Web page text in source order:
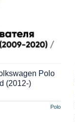
Polo
Polo
(2012-)